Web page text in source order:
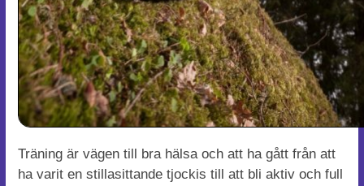
Träning är vägen till bra hälsa och att ha gått från att
ha varit en stillasittande tjockis till att bli aktiv och full